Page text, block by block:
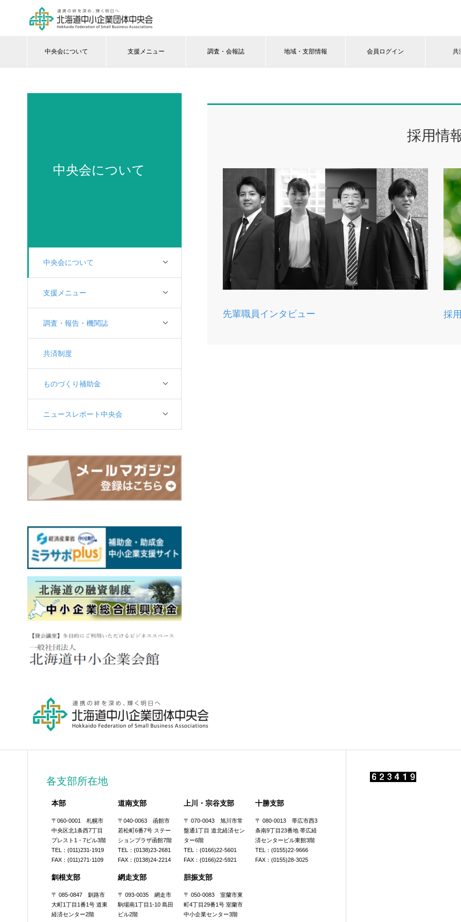
中央会について 支援メニュー 調査・会報誌 地域・支部情報 会員ログイン 共
中央会について
中央会について
支援メニュー
調査・報告・機関誌
共済制度
ものづくり補助金
ニュースレポート中央会
採用情
先輩職員インタビュー 採
各支部所在地
本部 道南支部 上川・宗谷支部 十勝支部
〒060-0001 札幌市
中央区北1条西7丁目
プレスト1・7ビル3階
TEL：(011)231-1919
FAX：(011)271-1109
〒040-0063 函館市
若松町6番7号 ステー
ションプラザ函館7階
TEL：(0138)23-2681
FAX：(0138)24-2214
〒 070-0043 旭川市常
盤通1丁目 道北経済セン
ター6階
TEL：(0166)22-5601
FAX：(0166)22-5921
〒 080-0013 帯広市西3
条南9丁目23番地 帯広経
済センタービル東館3階
TEL：(0155)22-9666
FAX：(0155)28-3025
釧根支部 網走支部 胆振支部
〒 085-0847 釧路市
大町1丁目1番1号 道東
経済センター2階
〒 093-0035 網走市
駒場南1丁目1-10 島田
ビル2階
〒 050-0083 室蘭市東
町4丁目29番1号 室蘭市
中小企業センター3階